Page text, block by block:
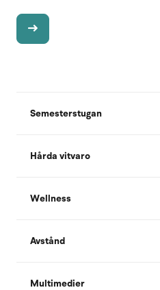
Semesterstugan
Hårda vitvaro
Wellness
Avstånd
Multimedier